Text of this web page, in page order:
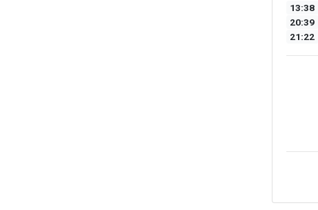
13:38
20:39
21:22